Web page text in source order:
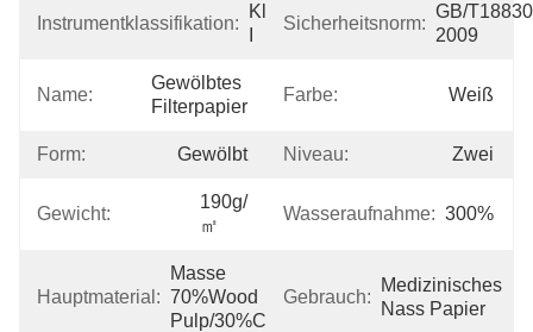
Instrumentklassifikation:
Klasse
Sicherheitsnorm:
GB/
2009
Name:
Gewölbtes
Filterpapier
Farbe: Weiß
Form: Gewölbt Niveau: Zwei
Gewicht:
190g/
㎡
Wasseraufnahme: 300%
Hauptmaterial:
Masse
70%Wood
Pulp/30%Cotton
Gebrauch:
Medizinisches
Nass Papier